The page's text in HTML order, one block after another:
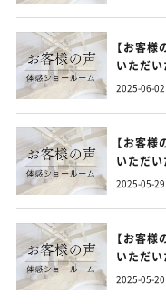
【お客
いただ
す！
2025-06-02
【お客
いただ
す！
2025-05-29
【お客
いただ
す！
2025-05-20